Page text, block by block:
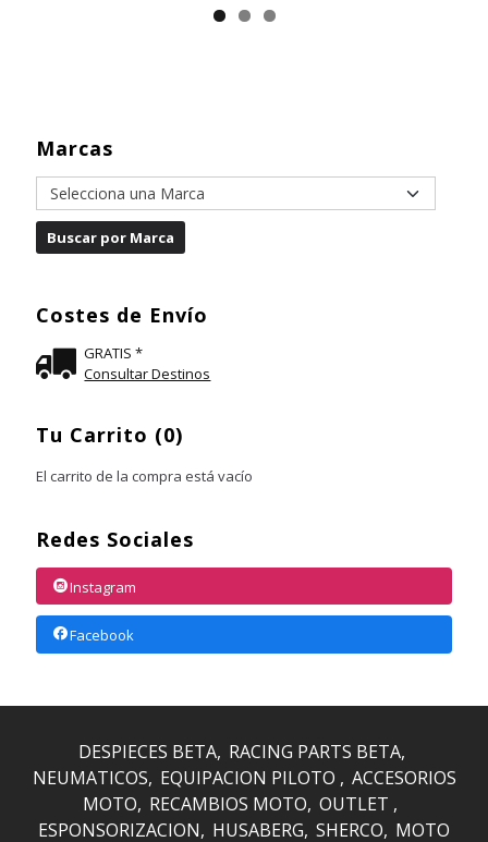
Marcas
Costes de Envío
GRATIS *
Consultar Destinos
Tu Carrito (0)
El carrito de la compra está vacío
Redes Sociales
Instagram
Facebook
DESPIECES BETA RACING PARTS BETA
NEUMATICOS EQUIPACION PILOTO
ACCESORIOS
MOTO RECAMBIOS MOTO OUTLET
ESPONSORIZACION
HUSABERG SHERCO MOTO